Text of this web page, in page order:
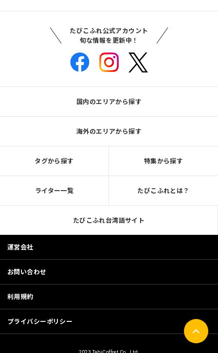
たびこふれ公式アカウント
旬な情報を更新中！
国内のエリアから探す
海外のエリアから探す
タグから探す 特集から探す
ライター一覧 たびこふれとは？
たびこふれ台湾語サイト
運営会社
お問い合わせ
利用規約
プライバシーポリシー